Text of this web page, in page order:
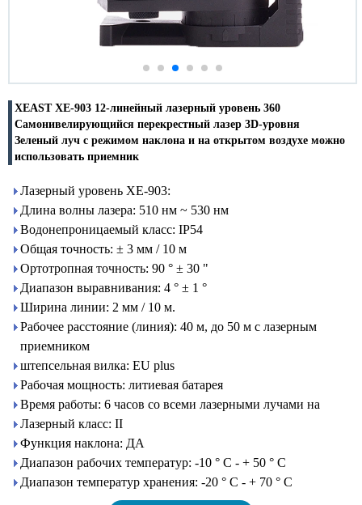
XEAST XE-903 12-линейный лазерный уровень 360
Самонивелирующийся перекрестный лазер 3D-уровня
Зеленый луч с режимом наклона и на открытом воздухе можно
использовать приемник
Лазерный уровень XE-903:
Длина волны лазера: 510 нм ~ 530 нм
Водонепроницаемый класс: IP54
Общая точность: ± 3 мм / 10 м
Ортотропная точность: 90 ° ± 30 "
Диапазон выравнивания: 4 ° ± 1 °
Ширина линии: 2 мм / 10 м.
Рабочее расстояние (линия): 40 м, до 50 м с лазерным
приемником
штепсельная вилка: EU plus
Рабочая мощность: литиевая батарея
Время работы: 6 часов со всеми лазерными лучами на
Лазерный класс: II
Функция наклона: ДА
Диапазон рабочих температур: -10 ° С - + 50 ° С
Диапазон температур хранения: -20 ° С - + 70 ° С